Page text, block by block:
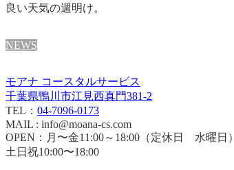
良い天気の週明け。
NEWS
モアナ コースタルサービス
千葉県鴨川市江見西真門381-2
TEL： 04-7096-0173
MAIL : info@moana-cs.com
OPEN：月〜金11:00～18:00（定休日 水曜日）
土日祝10:00〜18:00